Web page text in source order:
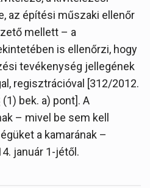
az építési műszaki ellenőr
mellett – a
is ellenőrzi, hogy
tevékenység jellegének
regisztrációval [312/2012.
bek. a) pont]. A
– mivel be sem kell
a kamarának –
január 1-jétől.